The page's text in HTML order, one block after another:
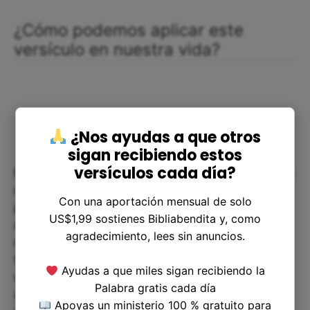
¿Cómo podemos aplicar este
versículo en nuestra vida?
Podemos empezar por hacer una lista de nuestros
preguntarnos cómo los estamos utilizando
actualmente. ¿Estamos utilizando nuestros
recursos para hacer el bien? ¿Somos
utilizamos? ¿Podemos hacer ajustes para
asegurarnos de que estamos utilizando nuestros
¿Nos ayudas a que otros
sigan recibiendo estos
versículos cada día?
Con una aportación mensual de solo
US$1,99 sostienes Bibliabendita y, como
agradecimiento, lees sin anuncios.
Ayudas a que miles sigan recibiendo la
Palabra gratis cada día
Apoyas un ministerio 100 % gratuito para